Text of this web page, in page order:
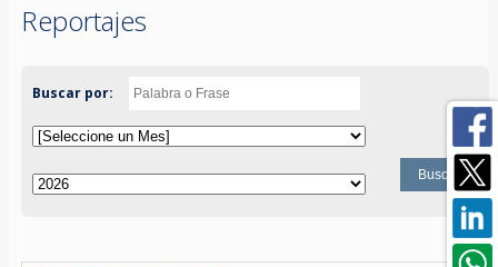
Reportajes
Buscar por: